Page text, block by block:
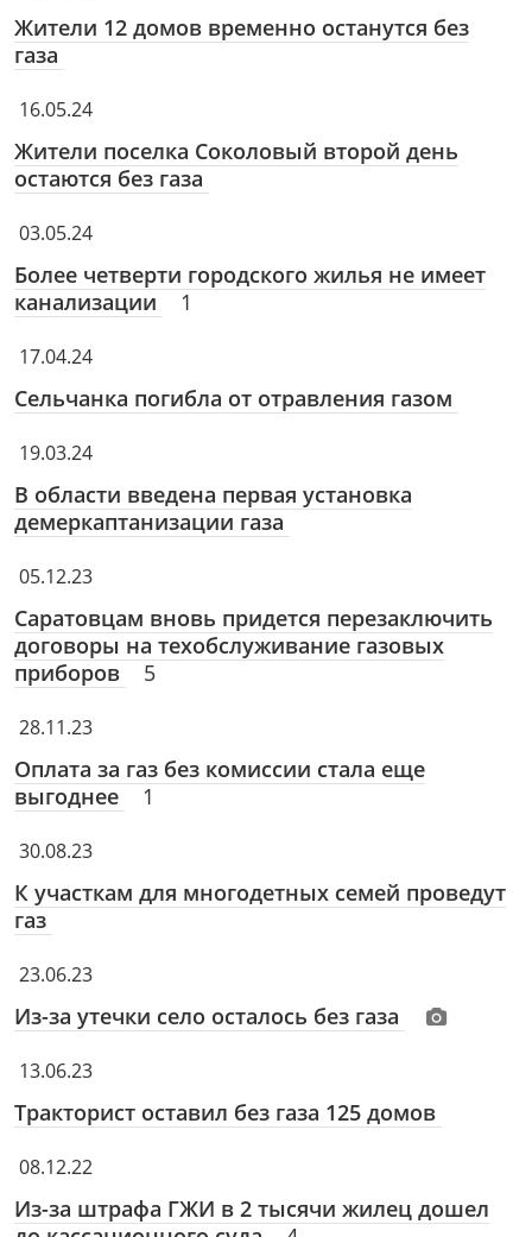
Жители 12 домов временно останутся без
газа
16.05.24
Жители поселка Соколовый второй день
остаются без газа
03.05.24
Более четверти городского жилья не имеет
канализации
1
17.04.24
Сельчанка погибла от отравления газом
19.03.24
В области введена первая установка
демеркаптанизации газа
05.12.23
Саратовцам вновь придется перезаключить
договоры на техобслуживание газовых
приборов
5
28.11.23
Оплата за газ без комиссии стала еще
выгоднее
1
30.08.23
К участкам для многодетных семей проведут
газ
23.06.23
Из-за утечки село осталось без газа
13.06.23
Тракторист оставил без газа 125 домов
08.12.22
Из-за штрафа ГЖИ в 2 тысячи жилец дошел